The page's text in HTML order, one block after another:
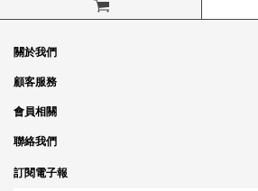
立即購買
關於我們
品牌故事
銷售據點
隱私政策
食品法規
顧客服務
訂單問題
付款問題
配送問題
會員相關
會員制度
紅利制度
聯絡我們
合作相關
訂閱電子報